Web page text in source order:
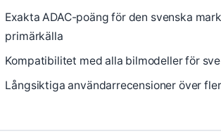
Exakta ADAC-poäng för den svenska
primärkälla
Kompatibilitet med alla bilmodeller för
Långsiktiga användarrecensioner över